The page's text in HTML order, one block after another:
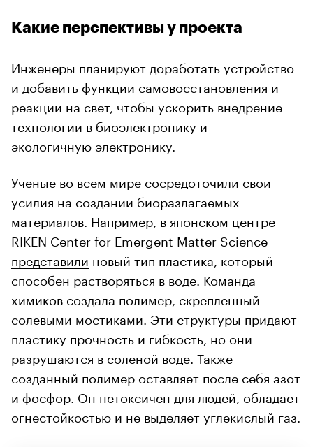
Какие перспективы у проекта
Инженеры планируют доработать устройство
и добавить функции самовосстановления и
реакции на свет, чтобы ускорить внедрение
технологии в биоэлектронику и
экологичную электронику.
Ученые во всем мире сосредоточили свои
усилия на создании биоразлагаемых
материалов. Например, в японском центре
RIKEN Center for Emergent Matter Science
представили новый тип пластика, который
способен растворяться в воде. Команда
химиков создала полимер, скрепленный
солевыми мостиками. Эти структуры придают
пластику прочность и гибкость, но они
разрушаются в соленой воде. Также
созданный полимер оставляет после себя азот
и фосфор. Он нетоксичен для людей, обладает
огнестойкостью и не выделяет углекислый газ.